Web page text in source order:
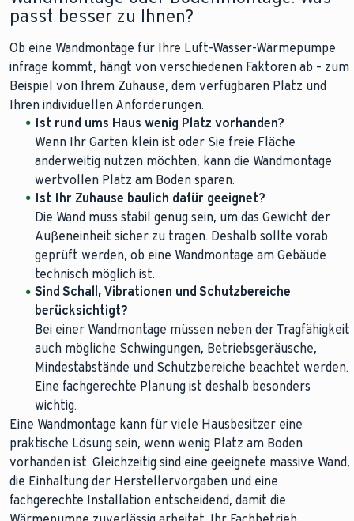
passt besser zu Ihnen?
Ob eine Wandmontage für Ihre Luft-Wasser-Wärmepumpe
infrage kommt, hängt von verschiedenen Faktoren ab – zum
Beispiel von Ihrem Zuhause, dem verfügbaren Platz und
Ihren individuellen Anforderungen.
Ist rund ums Haus wenig Platz vorhanden?
Wenn Ihr Garten klein ist oder Sie freie Fläche
anderweitig nutzen möchten, kann die Wandmontage
wertvollen Platz am Boden sparen.
Ist Ihr Zuhause baulich dafür geeignet?
Die Wand muss stabil genug sein, um das Gewicht der
Außeneinheit sicher zu tragen. Deshalb sollte vorab
geprüft werden, ob eine Wandmontage am Gebäude
technisch möglich ist.
Sind Schall, Vibrationen und Schutzbereiche
berücksichtigt?
Bei einer Wandmontage müssen neben der Tragfähigkeit
auch mögliche Schwingungen, Betriebsgeräusche,
Mindestabstände und Schutzbereiche beachtet werden.
Eine fachgerechte Planung ist deshalb besonders
wichtig.
Eine Wandmontage kann für viele Hausbesitzer eine
praktische Lösung sein, wenn wenig Platz am Boden
vorhanden ist. Gleichzeitig sind eine geeignete massive Wand,
die Einhaltung der Herstellervorgaben und eine
fachgerechte Installation entscheidend, damit die